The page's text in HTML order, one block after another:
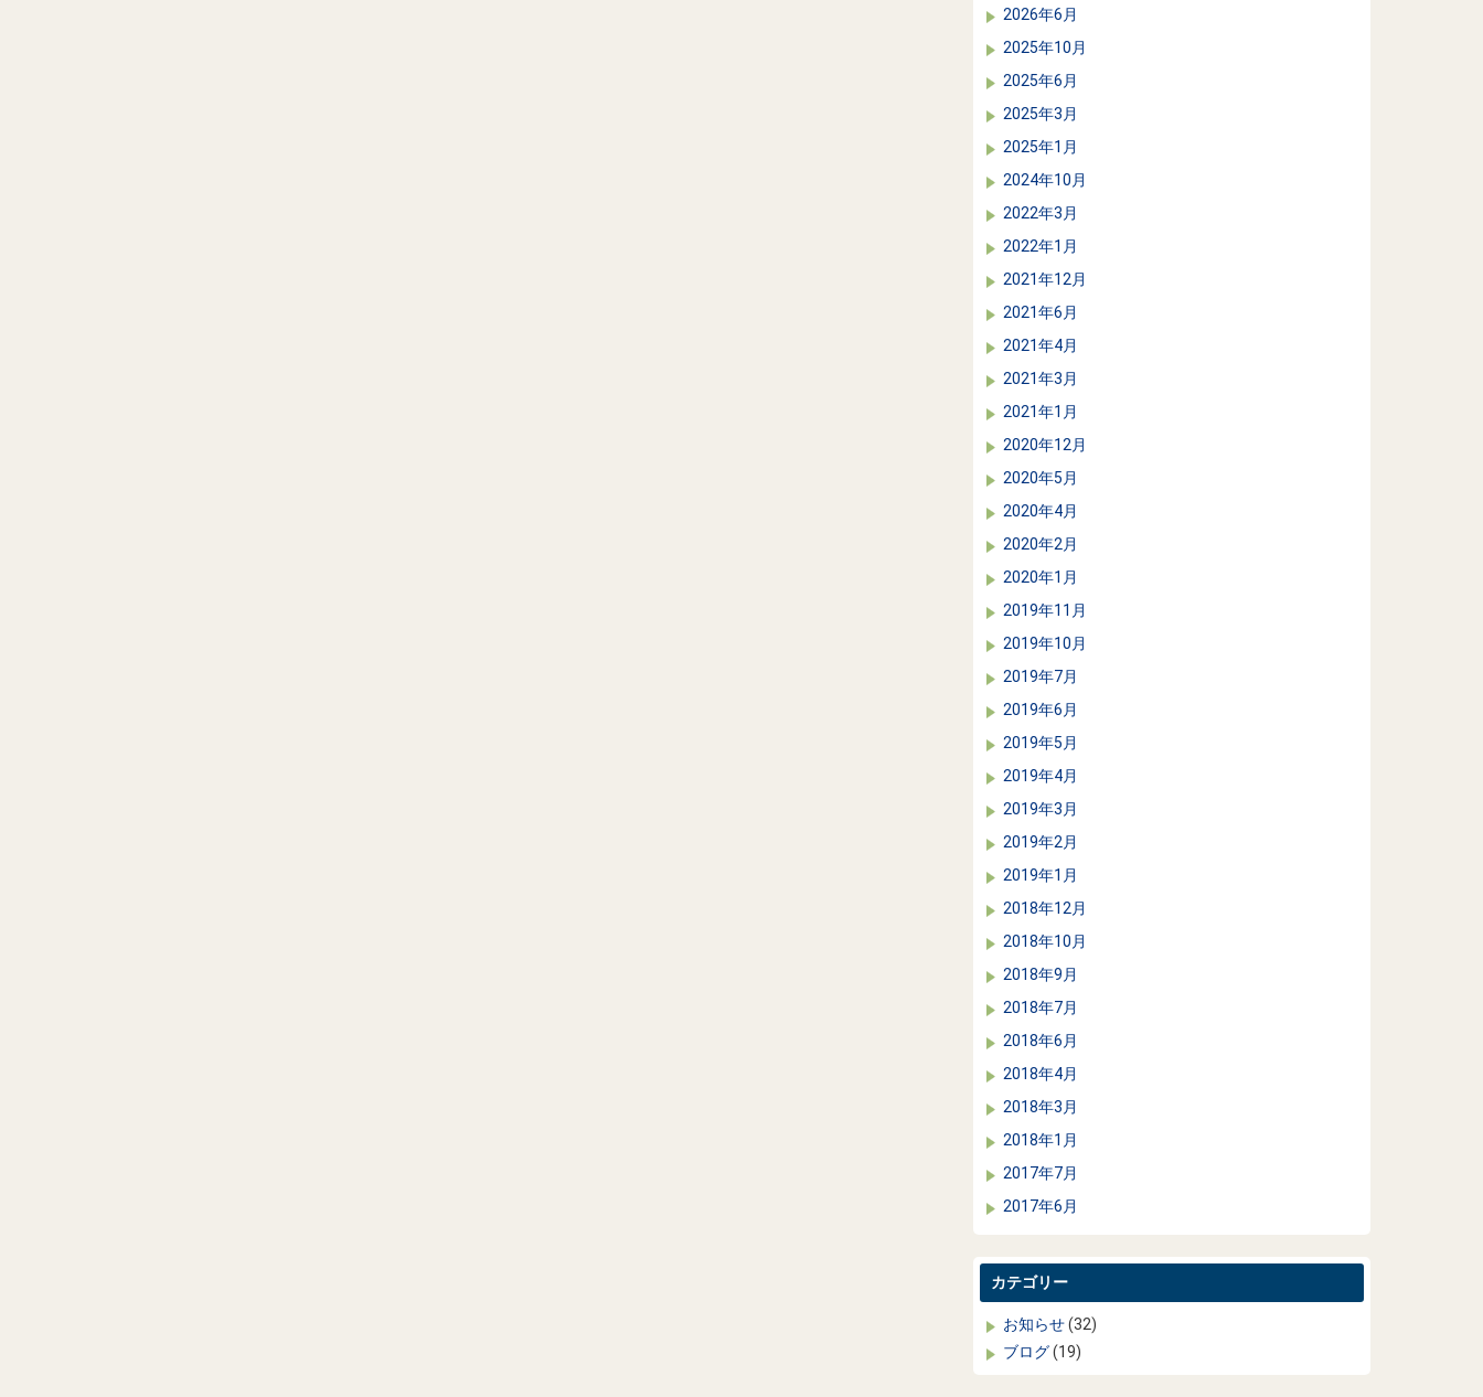
2026年6月
2025年10月
2025年6月
2025年3月
2025年1月
2024年10月
2022年3月
2022年1月
2021年12月
2021年6月
2021年4月
2021年3月
2021年1月
2020年12月
2020年5月
2020年4月
2020年2月
2020年1月
2019年11月
2019年10月
2019年7月
2019年6月
2019年5月
2019年4月
2019年3月
2019年2月
2019年1月
2018年12月
2018年10月
2018年9月
2018年7月
2018年6月
2018年4月
2018年3月
2018年1月
2017年7月
2017年6月
カテゴリー
お知らせ(32)
ブログ(19)